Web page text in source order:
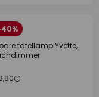
tafellamp Yvette,